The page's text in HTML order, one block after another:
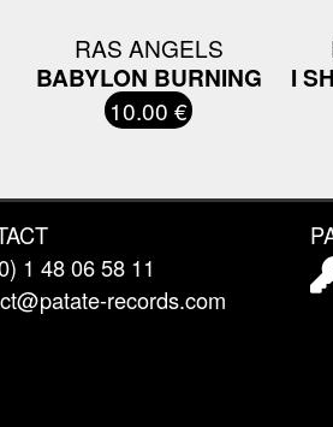
RAS ANGELS
BABYLON BURNING
10.00 €
I
1 48 06 58 11
records.com